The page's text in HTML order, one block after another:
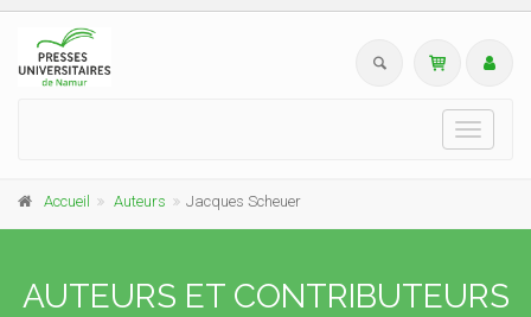
Toggle
Accueil Auteurs Jacques Scheuer
AUTEURS ET CONTRIBUTEURS